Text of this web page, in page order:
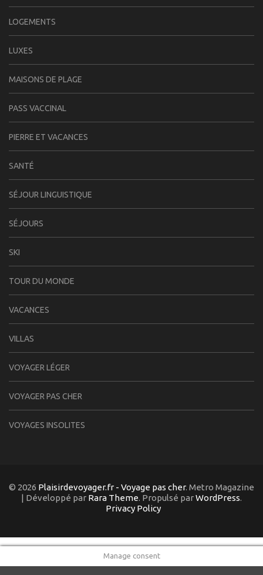
LOGEMENTS
LUXES
MAISONS DE PLAGE
PASS VACCINAL
PIERRE ET VACANCES
SANTÉ
SÉJOUR LINGUISTIQUE
SÉJOURS
SKI
TOUR DU MONDE
VACANCES
VILLAS
VOYAGER LÉGER
VOYAGER PAS CHER
VOYAGES INSOLITES
© 2026 Plaisirdevoyager.fr - Voyage pas cher. Metro Magazine
| Développé par Rara Theme. Propulsé parWordPress.
Privacy Policy
Manage consent